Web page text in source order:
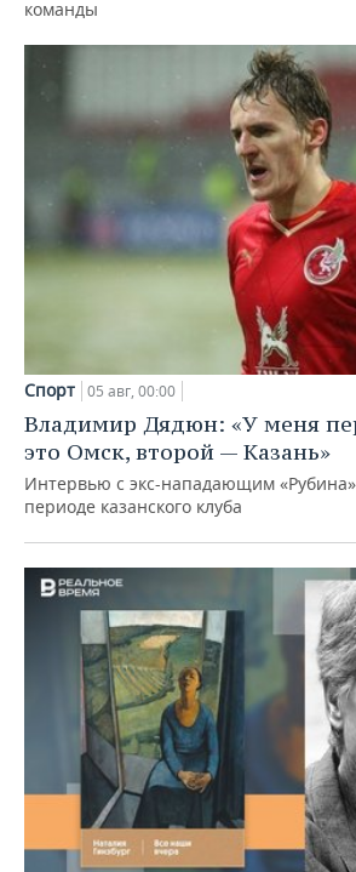
команды
Спорт 05 авг, 00:00
Владимир Дядюн: «У меня
это Омск, второй — Казань»
Интервью с экс-нападающим
периоде казанского клуба